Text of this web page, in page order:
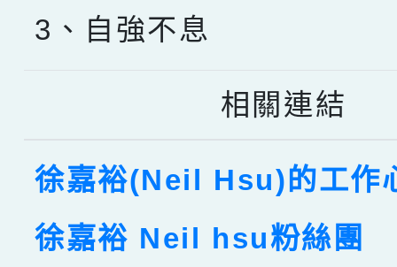
3、自強不息
相關連結
徐嘉裕(Neil Hsu)的工作
徐嘉裕 Neil hsu粉絲團